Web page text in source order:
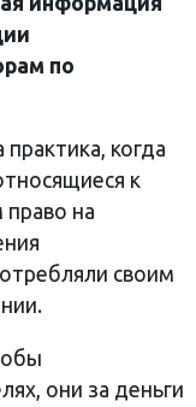
по
когда
к
на
своим
они за деньги